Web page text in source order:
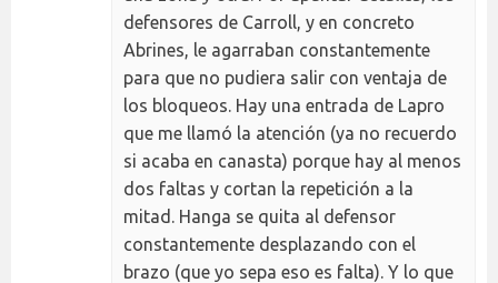
defensores de Carroll, y en concreto
Abrines, le agarraban constantemente
para que no pudiera salir con ventaja de
los bloqueos. Hay una entrada de Lapro
que me llamó la atención (ya no recuerdo
si acaba en canasta) porque hay al menos
dos faltas y cortan la repetición a la
mitad. Hanga se quita al defensor
constantemente desplazando con el
brazo (que yo sepa eso es falta). Y lo que